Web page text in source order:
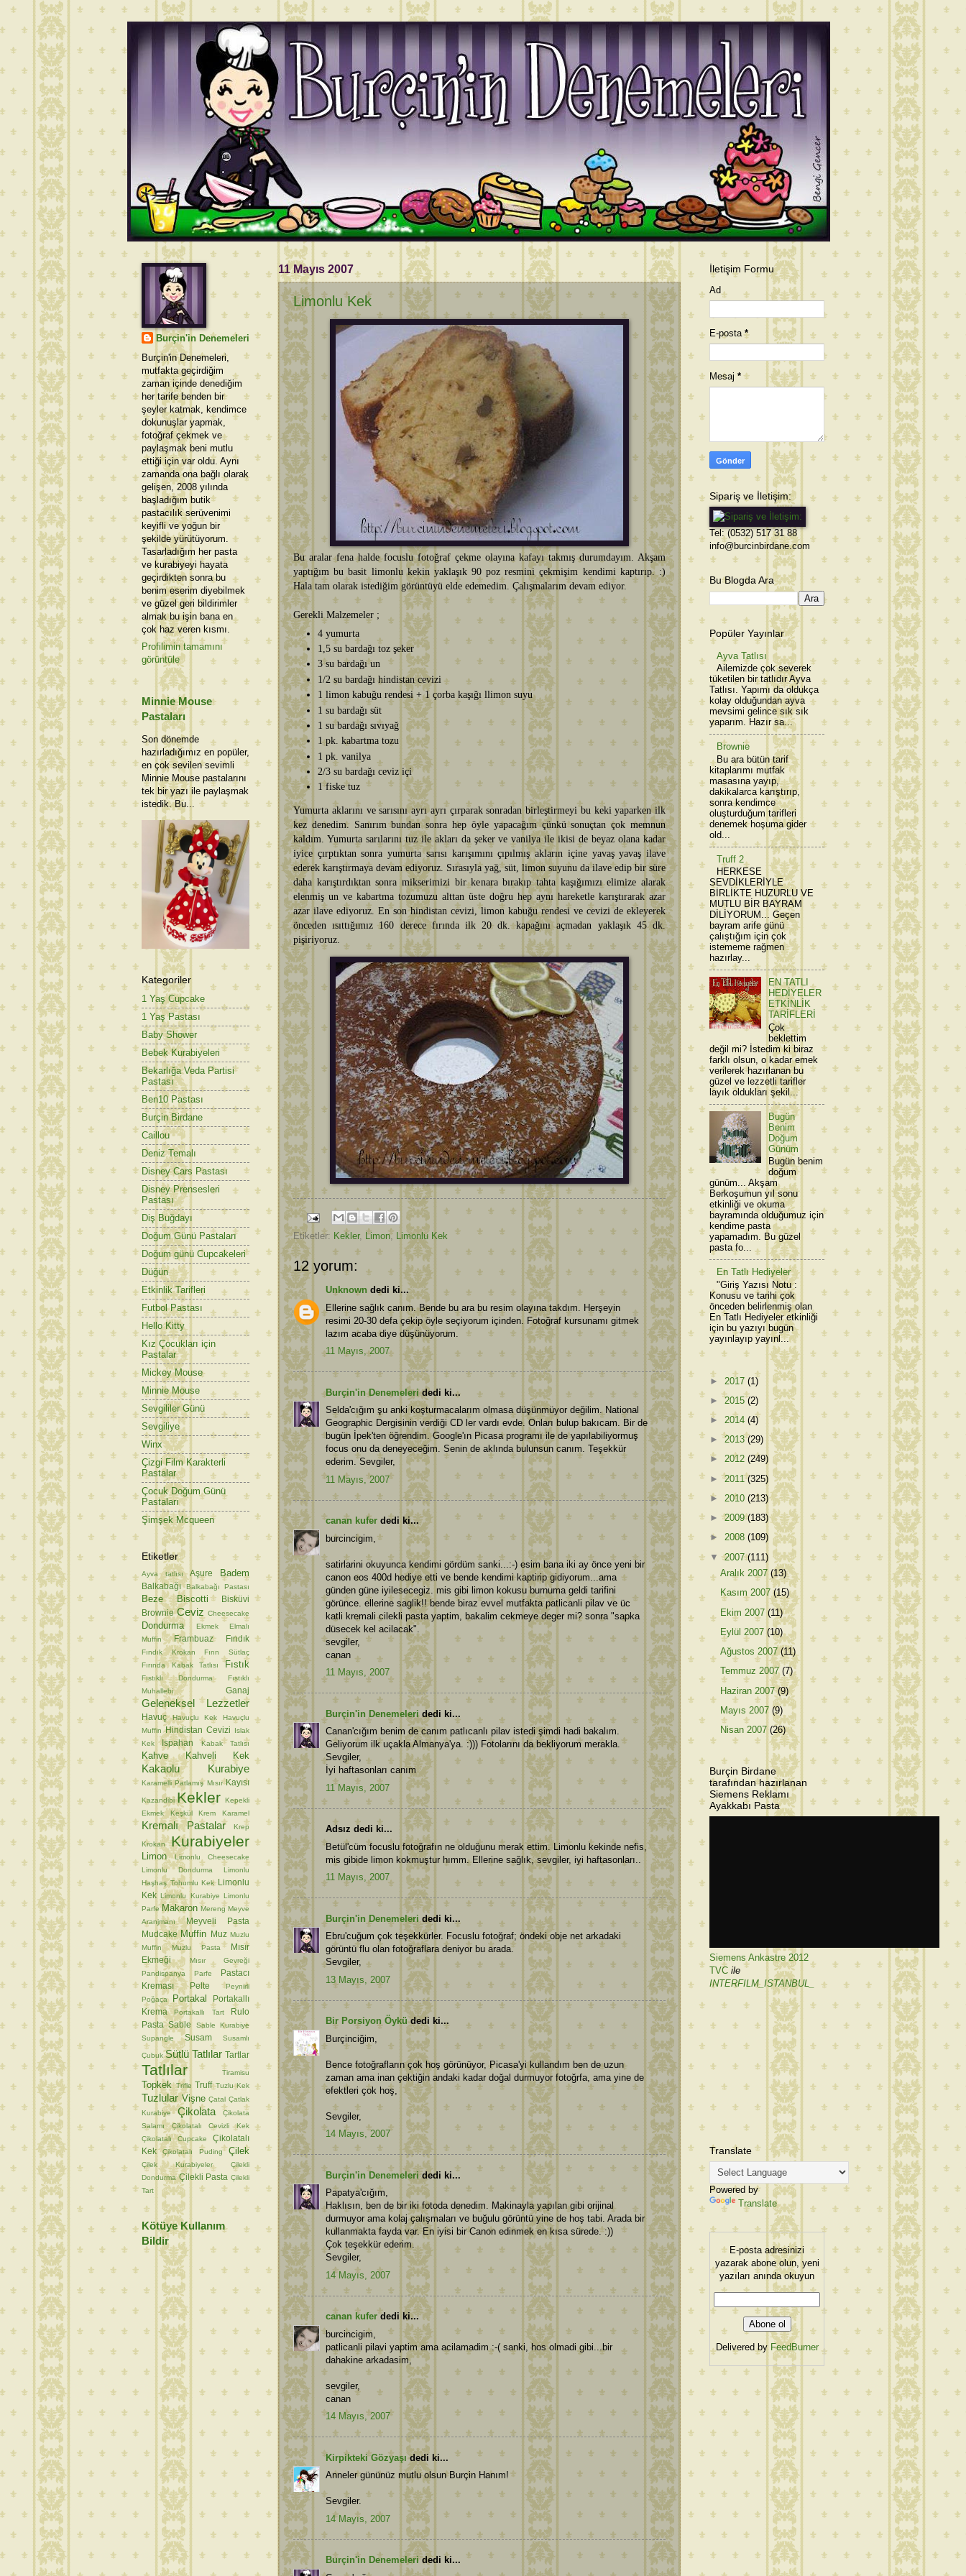
11 Mayıs 2007
Limonlu Kek
Bu aralar fena halde focuslu fotoğraf çekme olayına kafayı takmış durumdayım. Akşam
yaptığım bu basit limonlu kekin yaklaşık 90 poz resmini çekmişim kendimi kaptırıp. :)
Hala tam olarak istediğim görüntüyü elde edemedim. Çalışmalarım devam ediyor.
Gerekli Malzemeler ;
4 yumurta
1,5 su bardağı toz şeker
3 su bardağı un
1/2 su bardağı hindistan cevizi
1 limon kabuğu rendesi + 1 çorba kaşığı llimon suyu
1 su bardağı süt
1 su bardağı sıvıyağ
1 pk. kabartma tozu
1 pk. vanilya
2/3 su bardağı ceviz içi
1 fiske tuz
Yumurta aklarını ve sarısını ayrı ayrı çırparak sonradan birleştirmeyi bu keki yaparken ilk
kez denedim. Sanırım bundan sonra hep öyle yapacağım çünkü sonuçtan çok memnun
kaldım. Yumurta sarılarını tuz ile akları da şeker ve vanilya ile ikisi de beyaz olana kadar
iyice çırptıktan sonra yumurta sarısı karışımını çıpılmış akların içine yavaş yavaş ilave
ederek karıştırmaya devam ediyoruz. Sırasıyla yağ, süt, limon suyunu da ilave edip bir süre
daha karıştırdıktan sonra mikserimizi bir kenara bırakıp tahta kaşığımızı elimize alarak
elenmiş un ve kabartma tozumuzu alttan üste doğru hep aynı hareketle karıştırarak azar
azar ilave ediyoruz. En son hindistan cevizi, limon kabuğu rendesi ve cevizi de ekleyerek
önceden ısıttığımız 160 derece fırında ilk 20 dk. kapağını açmadan yaklaşık 45 dk.
pişiriyoruz.
Etiketler: Kekler, Limon, Limonlu Kek
12 yorum:
Unknown dedi ki...
Ellerine sağlık canım. Bende bu ara bu resim olayına takdım. Herşeyin
resimi 20-30 defa çekip öyle seçiyorum içinden. Fotoğraf kursunamı gitmek
lazım acaba diye düşünüyorum.
11 Mayıs, 2007
Burçin'in Denemeleridedi ki...
Selda'cığım şu anki koşturmacalarım olmasa düşünmüyor değilim. National
Geographic Dergisinin verdiği CD ler vardı evde. Onları bulup bakıcam. Bir de
bugün İpek'ten öğrendim. Google'ın Picasa programı ile de yapılabiliyormuş
focus onu da deneyeceğim. Senin de aklında bulunsun canım. Teşekkür
ederim. Sevgiler,
11 Mayıs, 2007
canan kufer dedi ki...
burcincigim,
satirlarini okuyunca kendimi gördüm sanki...:-) esim bana iki ay önce yeni bir
canon eos 400d hediye etti ve bende kendimi kaptirip gidiyorum...ama
günden güne iyilesecegiz. mis gibi limon kokusu burnuma geldi tarifini
görünce. ellerine saglik!! bende biraz evvel mutfakta patlicanli pilav ve üc
katli kremali cilekli pasta yaptim, bakalim cekmeye deger mi? sonra "sapka
düsecek kel acilacak".
sevgiler,
canan
11 Mayıs, 2007
Burçin'in Denemeleridedi ki...
Canan'cığım benim de canım patlıcanlı pilav istedi şimdi hadi bakalım.
Geliyorum ilk uçakla Almanya'ya. :))) Fotolarını da bekliyorum merakla.
Sevgiler,
İyi haftasonları canım
11 Mayıs, 2007
Adsız dedi ki...
Betül'cüm focuslu fotoğrafın ne olduğunu merak ettim. Limonlu kekinde nefis,
mis gibide limon kokmuştur hımm. Ellerine sağlık, sevgiler, iyi haftasonları..
11 Mayıs, 2007
Burçin'in Denemeleri dedi ki...
Ebru'cuğum çok teşekkürler. Focuslu fotoğraf; öndeki obje net arkadaki
görüntü flu olan fotoğraflara deniyor bu arada.
Sevgiler,
13 Mayıs, 2007
Bir Porsiyon Öyküdedi ki...
Burçinciğim,
Bence fotoğrafların çok hoş görünüyor, Picasa'yi kullandım ben de uzun
zaman ama inan çektiğin andaki kadar doğal durmuyor fotoğrfa, ama yine de
efektleri çok hoş,
Sevgiler,
14 Mayıs, 2007
Burçin'in Denemeleridedi ki...
Papatya'cığım,
Haklısın, ben de bir iki fotoda denedim. Makinayla yapılan gibi orijinal
durmuyor ama kolaj çalışmaları ve buğulu görüntü yine de hoş tabi. Arada bir
kullanmakta fayda var. En iyisi bir Canon edinmek en kısa sürede. :))
Çok teşekkür ederim.
Sevgiler,
14 Mayıs, 2007
canan kuferdedi ki...
burcincigim,
patlicanli pilavi yaptim ama acilamadim :-( sanki, hos olmadi gibi...bir
dahakine arkadasim,
sevgiler,
canan
14 Mayıs, 2007
Kirpikteki Gözyaşıdedi ki...
Anneler gününüz mutlu olsun Burçin Hanım!
Sevgiler.
14 Mayıs, 2007
Burçin'in Denemeleridedi ki...
Burçin'in Denemeleri
Burçin'in Denemeleri,
mutfakta geçirdiğim
zaman içinde denediğim
her tarife benden bir
şeyler katmak, kendimce
dokunuşlar yapmak,
fotoğraf çekmek ve
paylaşmak beni mutlu
ettiği için var oldu. Aynı
zamanda ona bağlı olarak
gelişen, 2008 yılında
başladığım butik
pastacılık serüvenimi
keyifli ve yoğun bir
şekilde yürütüyorum.
Tasarladığım her pasta
ve kurabiyeyi hayata
geçirdikten sonra bu
benim eserim diyebilmek
ve güzel geri bildirimler
almak bu işin bana en
çok haz veren kısmı.
Profilimin tamamını
görüntüle
Minnie Mouse
Pastaları
Son dönemde
hazırladığımız en popüler,
en çok sevilen sevimli
Minnie Mouse pastalarını
tek bir yazı ile paylaşmak
istedik. Bu...
Kategoriler
1 Yaş Cupcake
1 Yaş Pastası
Baby Shower
Bebek Kurabiyeleri
Bekarlığa Veda Partisi
Pastası
Ben10 Pastası
Burçin Birdane
Caillou
Deniz Temalı
Disney Cars Pastası
Disney Prensesleri
Pastası
Diş Buğdayı
Doğum Günü Pastaları
Doğum günü Cupcakeleri
Düğün
Etkinlik Tarifleri
Futbol Pastası
Hello Kitty
Kız Çocukları için
Pastalar
Mickey Mouse
Minnie Mouse
Sevgililer Günü
Sevgiliye
Winx
Çizgi Film Karakterli
Pastalar
Çocuk Doğum Günü
Pastaları
Şimşek Mcqueen
Etiketler
Ayva tatlısı Aşure Badem
Balkabağı Balkabağı Pastası
Beze Biscotti
Bisküvi
Brownie Ceviz Cheesecake
Dondurma Ekmek
Elmalı
Muffin
Frambuaz Fındık
Fındık Krokan
Fırın Sütlaç
Fırında Kabak Tatlısı
Fıstık
Fıstıklı Dondurma
Fıstıklı
Muhallebi
Ganaj
Geleneksel Lezzetler
Havuç Havuçlu Kek
Havuçlu
Muffin Hindistan Cevizi
Islak
Kek
Ispahan Kabak Tatlısı
Kahve Kahveli Kek
Kakaolu Kurabiye
Karamelli Patlamış Mısır Kayısı
Kazandibi Kekler Kepekli
Ekmek
Keşkül Krem Karamel
Kremalı Pastalar Krep
Krokan Kurabiyeler
Limon
Limonlu Cheesecake
Limonlu Dondurma
Limonlu
Haşhaş Tohumlu Kek
Limonlu
Kek Limonlu Kurabiye Limonlu
Parfe Makaron Mereng Meyve
Aranjmanı
Meyveli Pasta
Mudcake Muffin Muz Muzlu
Muffin
Muzlu Pasta
Mısır
Ekmeği
Mısır Gevreği
Pandispanya
Parfe
Pastacı
Kreması
Pelte
Peynirli
Poğaça
Portakal
Portakallı
Krema
Portakallı Tart
Rulo
Pasta Sable
Sable Kurabiye
Supangle
Susam Susamlı
Çubuk Sütlü Tatlılar Tartlar
Tatlılar Tiramisu
Topkek Trifle Truff Tuzlu Kek
Tuzlular Vişne Çatal Çatlak
Kurabiye
Çikolata
Çikolata
Salamı
Çikolatalı Cevizli Kek
Çikolatalı Cupcake
Çikolatalı
Kek
Çikolatalı Puding Çilek
Çilek Kurabiyeler
Çilekli
Dondurma Çilekli Pasta Çilekli
Tart
Kötüye Kullanım
Bildir
İletişim Formu
Ad
E-posta*
Mesaj *
Sipariş ve İletişim:
Tel: (0532) 517 31 88
info@burcinbirdane.com
Bu Blogda Ara
Popüler Yayınlar
Ayva Tatlısı
Ailemizde çok severek
tüketilen bir tatlıdır Ayva
Tatlısı. Yapımı da oldukça
kolay olduğundan ayva
mevsimi gelince sık sık
yaparım. Hazır sa...
Brownie
Bu ara bütün tarif
kitaplarımı mutfak
masasına yayıp,
dakikalarca karıştırıp,
sonra kendimce
oluşturduğum tarifleri
denemek hoşuma gider
old...
Truff 2
HERKESE
SEVDİKLERİYLE
BİRLİKTE HUZURLU VE
MUTLU BİR BAYRAM
DİLİYORUM... Geçen
bayram arife günü
çalıştığım için çok
istememe rağmen
hazırlay...
EN TATLI
HEDİYELER
ETKİNLİK
TARİFLERİ
Çok
beklettim
değil mi? İstedim ki biraz
farklı olsun, o kadar emek
verilerek hazırlanan bu
güzel ve lezzetli tarifler
layık oldukları şekil...
Bugün
Benim
Doğum
Günüm
Bugün benim
doğum
günüm... Akşam
Berkoşumun yıl sonu
etkinliği ve okuma
bayramında olduğumuz için
kendime pasta
yapamadım. Bu güzel
pasta fo...
En Tatlı Hediyeler
"Giriş Yazısı Notu :
Konusu ve tarihi çok
önceden belirlenmiş olan
En Tatlı Hediyeler etkinliği
için bu yazıyı bugün
yayınlayıp yayınl...
► 2017 (1)
►2015(2)
► 2014 (4)
►2013(29)
► 2012 (249)
►2011(325)
► 2010 (213)
►2009(183)
► 2008 (109)
▼2007(111)
Aralık 2007(13)
Kasım 2007(15)
Ekim 2007(11)
Eylül 2007(10)
Ağustos 2007(11)
Temmuz 2007(7)
Haziran 2007(9)
Mayıs 2007(9)
Nisan 2007(26)
Burçin Birdane
tarafından hazırlanan
Siemens Reklamı
Ayakkabı Pasta
Siemens Ankastre 2012
TVC ile
INTERFILM_ISTANBUL_
Translate
Powered by
Translate
E-posta adresinizi
yazarak abone olun, yeni
yazıları anında okuyun
Delivered by FeedBurner